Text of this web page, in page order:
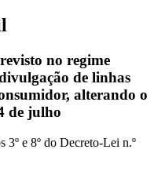
no regime
de linhas
alterando o
de julho
3º e 8º do Decreto-Lei n.º